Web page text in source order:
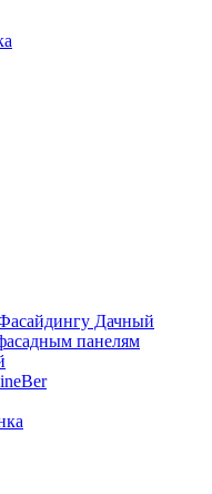
Дачный
панелям